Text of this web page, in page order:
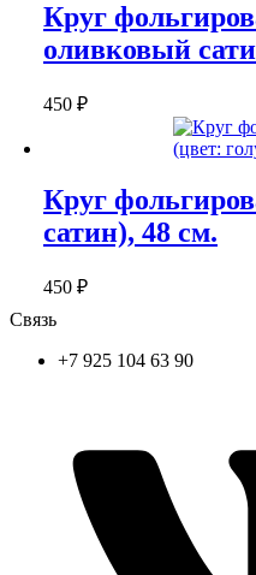
Круг
оливковый
450 ₽
Круг
сатин), 48 см.
450 ₽
Связь
+7 925 104 63 90